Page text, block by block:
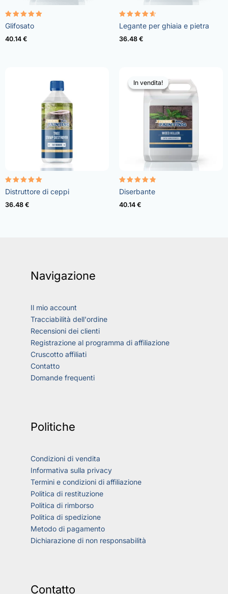
Valutato
4.96
su 5
Glifosato
40.14 €
Valutato
4.57
su 5
Legante per ghiaia e pietra
36.48 €
Valutato
5.00
su 5
Distruttore di ceppi
36.48 €
In vendita!
In vendita!
Valutato
4.73
su 5
Diserbante
40.14 €
Navigazione
Il mio account
Tracciabilità dell'ordine
Recensioni dei clienti
Registrazione al programma di affiliazione
Cruscotto affiliati
Contatto
Domande frequenti
Politiche
Condizioni di vendita
Informativa sulla privacy
Termini e condizioni di affiliazione
Politica di restituzione
Politica di rimborso
Politica di spedizione
Metodo di pagamento
Dichiarazione di non responsabilità
Contatto